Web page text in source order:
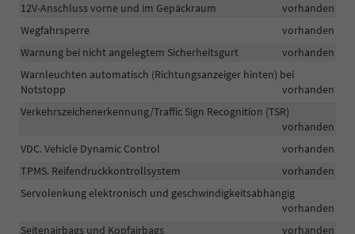
12V-Anschluss vorne und im Gepäckraum
vorhanden
Wegfahrsperre
vorhanden
Warnung bei nicht angelegtem Sicherheitsgurt
vorhanden
Warnleuchten automatisch (Richtungsanzeiger hinten) bei
Notstopp
vorhanden
Verkehrszeichenerkennung/Traffic Sign Recognition (TSR)
vorhanden
VDC. Vehicle Dynamic Control
vorhanden
TPMS. Reifendruckkontrollsystem
vorhanden
Servolenkung elektronisch und geschwindigkeitsabhängig
vorhanden
Seitenairbags und Kopfairbags
vorhanden